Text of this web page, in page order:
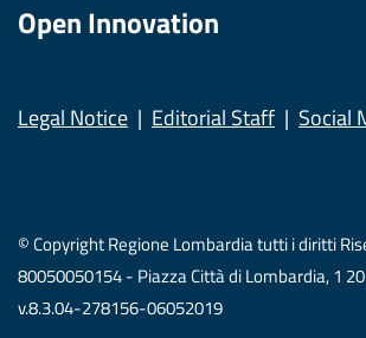
Open Innovation
Legal Notice Editorial Staff Social
© Copyright Regione Lombardia tutti i diritti
80050050154 - Piazza Città di Lombardia, 1
v.8.3.04-278156-06052019